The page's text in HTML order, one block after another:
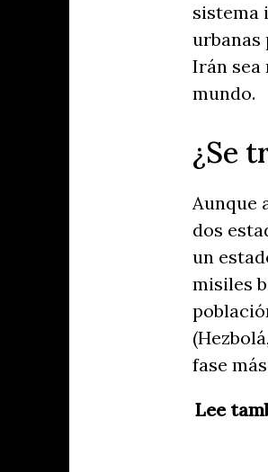
sistema
urbanas
Irán sea
mundo.
¿Se
Aunque
dos
un
misiles
fase
Lee